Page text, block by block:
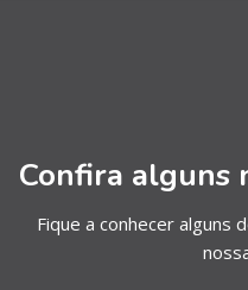
Confira alguns
Fique a conhecer alguns